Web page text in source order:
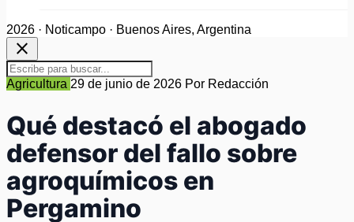
2026 · Noticampo · Buenos Aires, Argentina
close
Agricultura 29 de junio de 2026 Por Redacción
Qué destacó el abogado
defensor del fallo sobre
agroquímicos en
Pergamino